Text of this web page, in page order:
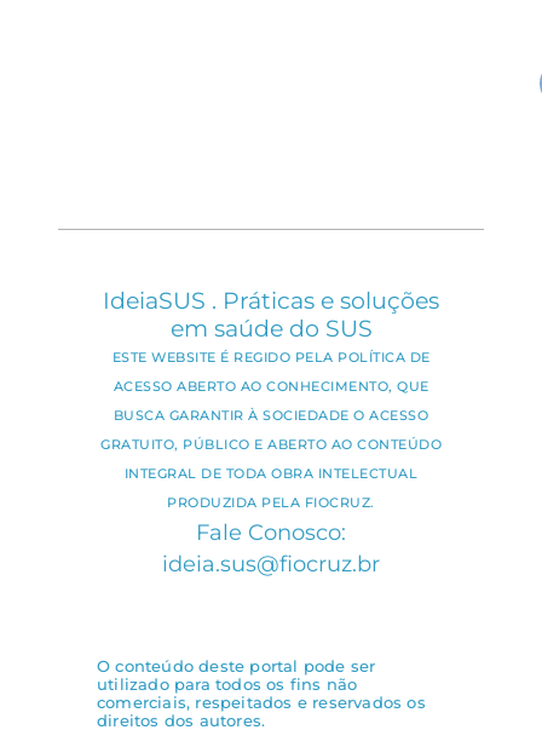
IdeiaSUS . Práticas e soluções
em saúde do SUS
ESTE WEBSITE É REGIDO PELA POLÍTICA DE
ACESSO ABERTO AO CONHECIMENTO, QUE
BUSCA GARANTIR À SOCIEDADE O ACESSO
GRATUITO, PÚBLICO E ABERTO AO CONTEÚDO
INTEGRAL DE TODA OBRA INTELECTUAL
PRODUZIDA PELA FIOCRUZ.
Fale Conosco:
ideia.sus@fiocruz.br
O conteúdo deste portal pode ser
utilizado para todos os fins não
comerciais, respeitados e reservados os
direitos dos autores.